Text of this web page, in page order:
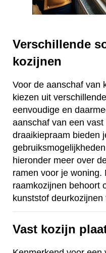
Verschillende
kozijnen
Voor de aanschaf van
kiezen uit
eenvoudige en
aanschaf van een
draaikiepraam bieden
hieronder meer over
ramen voor je woning.
raamkozijnen behoort
kunststof
Vast kozijn